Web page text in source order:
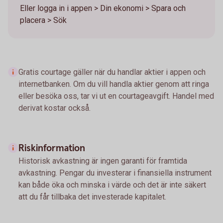
Eller logga in i appen > Din ekonomi > Spara och
placera > Sök
Gratis courtage gäller när du handlar aktier i appen och
internetbanken. Om du vill handla aktier genom att ringa
eller besöka oss, tar vi ut en courtageavgift. Handel med
derivat kostar också.
Riskinformation
Historisk avkastning är ingen garanti för framtida
avkastning. Pengar du investerar i finansiella instrument
kan både öka och minska i värde och det är inte säkert
att du får tillbaka det investerade kapitalet.